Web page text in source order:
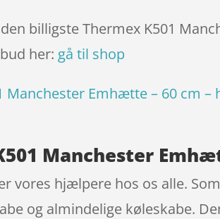
billigste Thermex K501
her: gå til shop
Manchester Emhætte – 60 cm –
Manchester
vores hjælpere hos os alle.
og almindelige køleskabe.